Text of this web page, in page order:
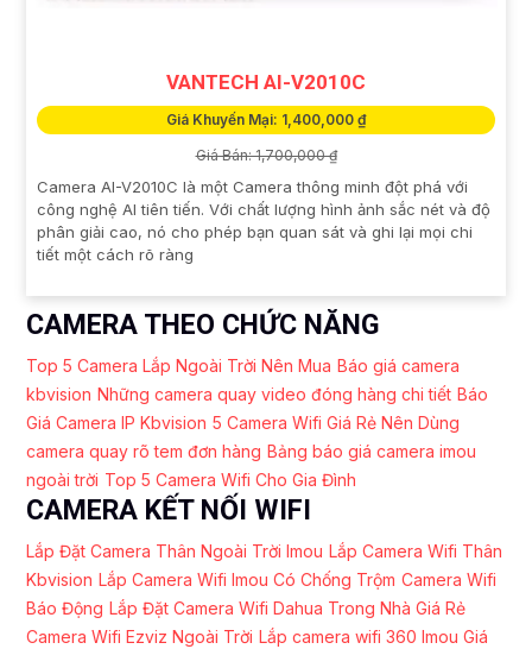
VANTECH AI-V2010C
Giá Khuyến Mại: 1,400,000 ₫
Giá Bán: 1,700,000 ₫
Camera AI-V2010C là một Camera thông minh đột phá với
công nghệ AI tiên tiến. Với chất lượng hình ảnh sắc nét và độ
phân giải cao, nó cho phép bạn quan sát và ghi lại mọi chi
tiết một cách rõ ràng
CAMERA THEO CHỨC NĂNG
Top 5 Camera Lắp Ngoài Trời Nên Mua Báo giá camera
kbvision Những camera quay video đóng hàng chi tiết Báo
Giá Camera IP Kbvision 5 Camera Wifi Giá Rẻ Nên Dùng
camera quay rõ tem đơn hàng Bảng báo giá camera imou
ngoài trời Top 5 Camera Wifi Cho Gia Đình
CAMERA KẾT NỐI WIFI
Lắp Đặt Camera Thân Ngoài Trời Imou Lắp Camera Wifi Thân
Kbvision Lắp Camera Wifi Imou Có Chống Trộm Camera Wifi
Báo Động Lắp Đặt Camera Wifi Dahua Trong Nhà Giá Rẻ
Camera Wifi Ezviz Ngoài Trời Lắp camera wifi 360 Imou Giá